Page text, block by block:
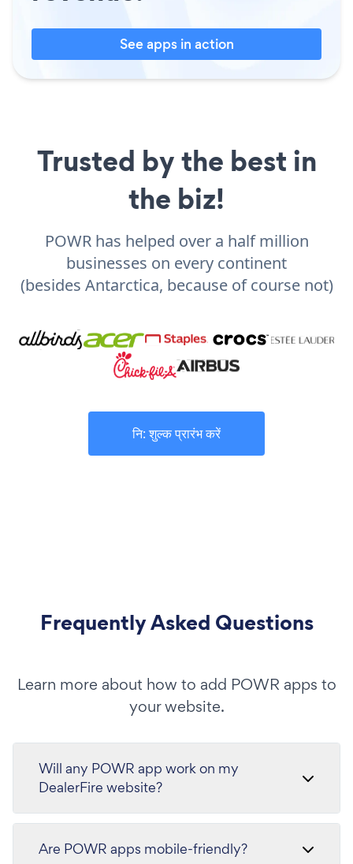
See apps in action
Trusted by the best in
the biz!
POWR has helped over a half million
businesses on every continent
(besides Antarctica, because of course not)
नि: शुल्क प्रारंभ करें
Frequently Asked Questions
Learn more about how to add POWR apps to
your website.
Will any POWR app work on my
DealerFire website?
Are POWR apps mobile-friendly?